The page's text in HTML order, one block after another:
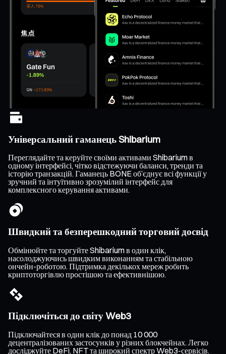
Універсальний гаманець Shibarium
Переглядайте та керуйте своїми активами Shibarium в
одному інтерфейсі, чітко відстежуючи баланси, тренди та
історію транзакцій. Гаманець BONE об’єднує всі функції у
зручний та інтуїтивно зрозумілий інтерфейс для
комплексного керування активами.
Швидкий та безперешкодний торговий досвід
Обмінюйте та торгуйте Shibarium в один клік,
насолоджуючись швидким виконанням та стабільною
ончейн-роботою. Підтримка декількох мереж робить
криптоторгівлю простішою та ефективнішою.
Підключіться до світу Web3
Підключайтеся в один клік до понад 10 000
децентралізованих застосунків у різних блокчейнах. Легко
досліджуйте DeFi, NFT та широкий спектр Web3-сервісів.